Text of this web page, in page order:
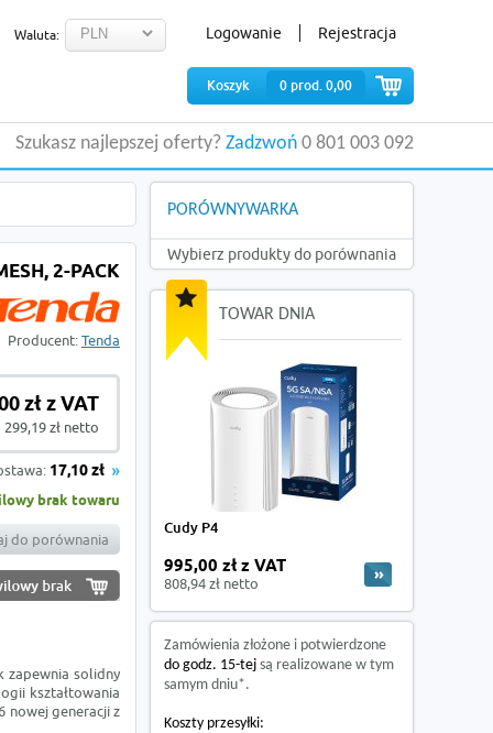
Waluta: Logowanie Rejestracja
Koszyk 0 prod. 0,00
Szukasz najlepszej oferty? Zadzwoń 0 801 003 092
2-PACK
Producent:Tenda
zł z VAT
299,19 zł netto
17,10 zł
brak towaru
do porównania
zapewnia solidny
kształtowania
nowej generacji z
PORÓWNYWARKA
Wybierz produkty do porównania
TOWAR DNIA
Cudy P4
995,00 zł z VAT
808,94 zł netto
Zamówienia złożone i potwierdzone
do godz. 15-tej są realizowane w tym
samym dniu*.
Koszty przesyłki: